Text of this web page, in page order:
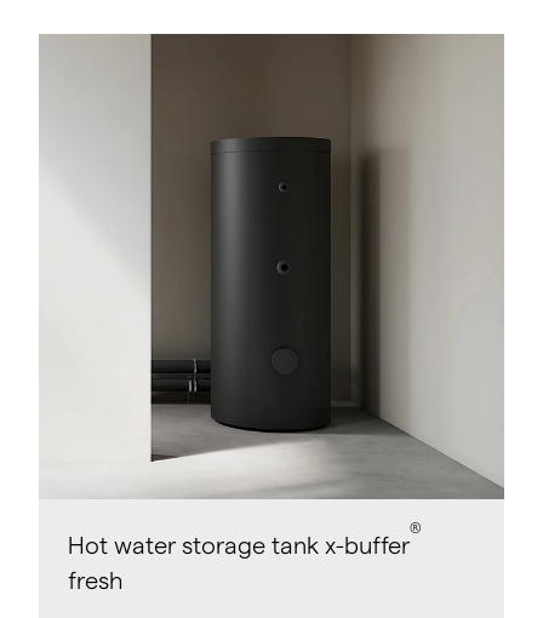
Hot water storage tank x-buffer
®
fresh